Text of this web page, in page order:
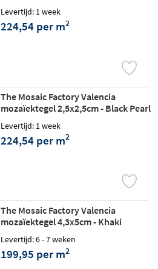
Levertijd: 1 week
224,54 per m2
The Mosaic Factory Valencia
mozaïektegel 2,5x2,5cm - Black Pearl
Levertijd: 1 week
224,54 per m2
The Mosaic Factory Valencia
mozaïektegel 4,3x5cm - Khaki
matt/glossy
Levertijd: 6 - 7 weken
199,95 per m2